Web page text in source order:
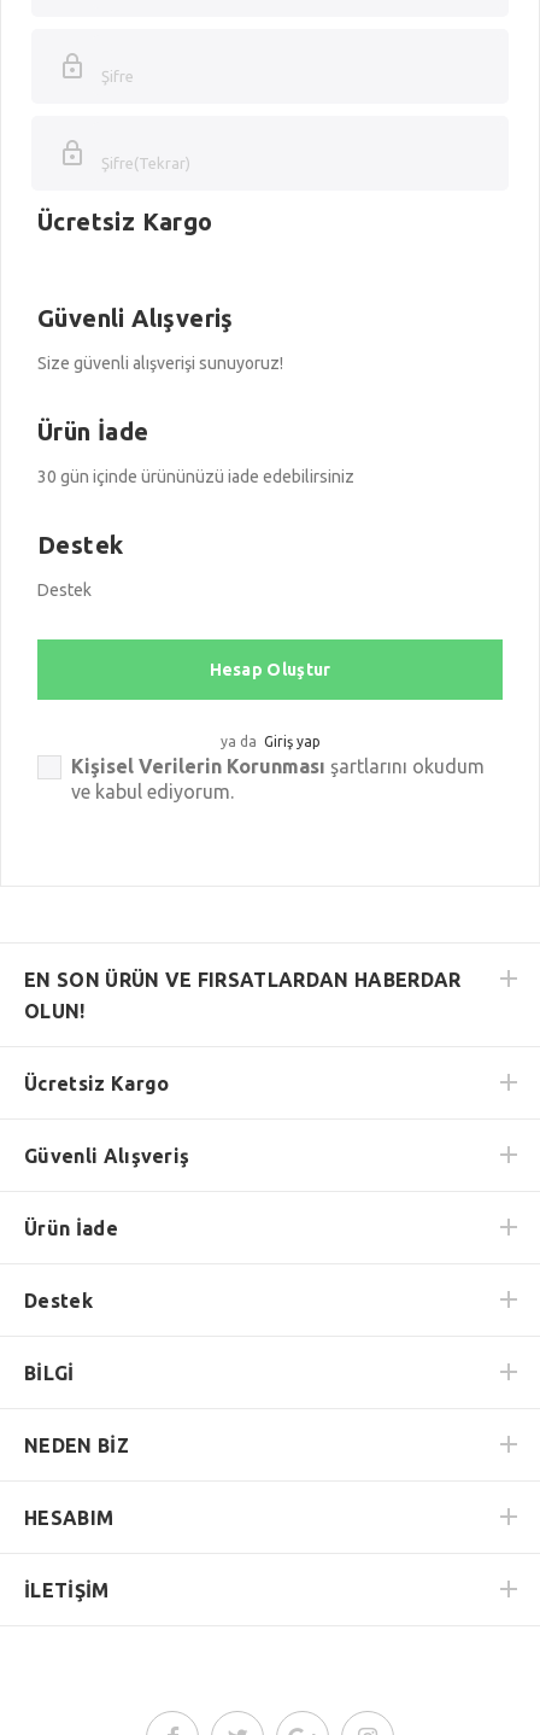
Şifre
Şifre(Tekrar)
Ücretsiz Kargo
Güvenli Alışveriş
Size güvenli alışverişi sunuyoruz!
Ürün İade
30 gün içinde ürününüzü iade edebilirsiniz
Destek
Destek
Hesap Oluştur
ya da Giriş yap
Kişisel Verilerin Korunması şartlarını okudum
ve kabul ediyorum.
EN SON ÜRÜN VE FIRSATLARDAN HABERDAR
OLUN!
Ücretsiz Kargo
Güvenli Alışveriş
Ürün İade
Destek
BİLGİ
NEDEN BİZ
HESABIM
İLETİŞİM